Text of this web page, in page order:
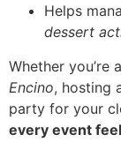
Helps
dessert
Whether you’re
Encino, hosting
party for your
every event